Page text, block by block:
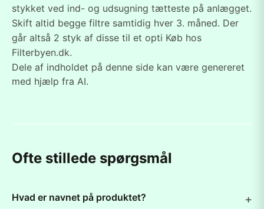
stykket ved ind- og udsugning tætteste på anlægget.
Skift altid begge filtre samtidig hver 3. måned. Der
går altså 2 styk af disse til et opti Køb hos
Filterbyen.dk.
Dele af indholdet på denne side kan være genereret
med hjælp fra AI.
Ofte stillede spørgsmål
Hvad er navnet på produktet?